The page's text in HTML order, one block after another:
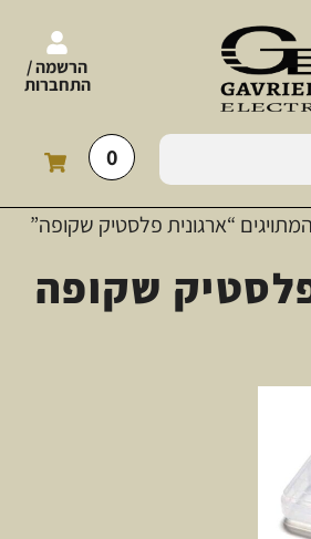
הרשמה /
התחברות
0
“ארגונית פלסטיק שקופה”
שקופה